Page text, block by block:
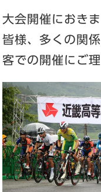
大会開催におき
皆様、多くの関
客での開催にご